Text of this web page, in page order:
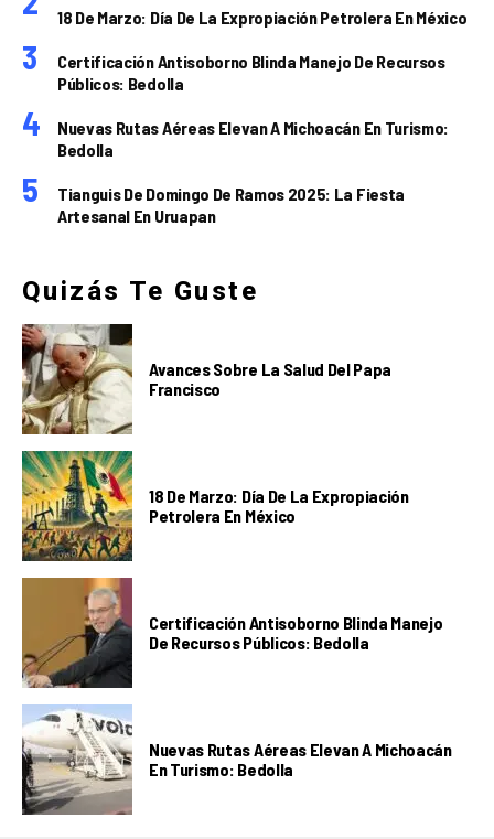
18 De Marzo: Día De La Expropiación Petrolera En México
Certificación Antisoborno Blinda Manejo De Recursos
Públicos: Bedolla
Nuevas Rutas Aéreas Elevan A Michoacán En Turismo:
Bedolla
Tianguis De Domingo De Ramos 2025: La Fiesta
Artesanal En Uruapan
Quizás Te Guste
Avances Sobre La Salud Del Papa
Francisco
18 De Marzo: Día De La Expropiación
Petrolera En México
Certificación Antisoborno Blinda Manejo
De Recursos Públicos: Bedolla
Nuevas Rutas Aéreas Elevan A Michoacán
En Turismo: Bedolla